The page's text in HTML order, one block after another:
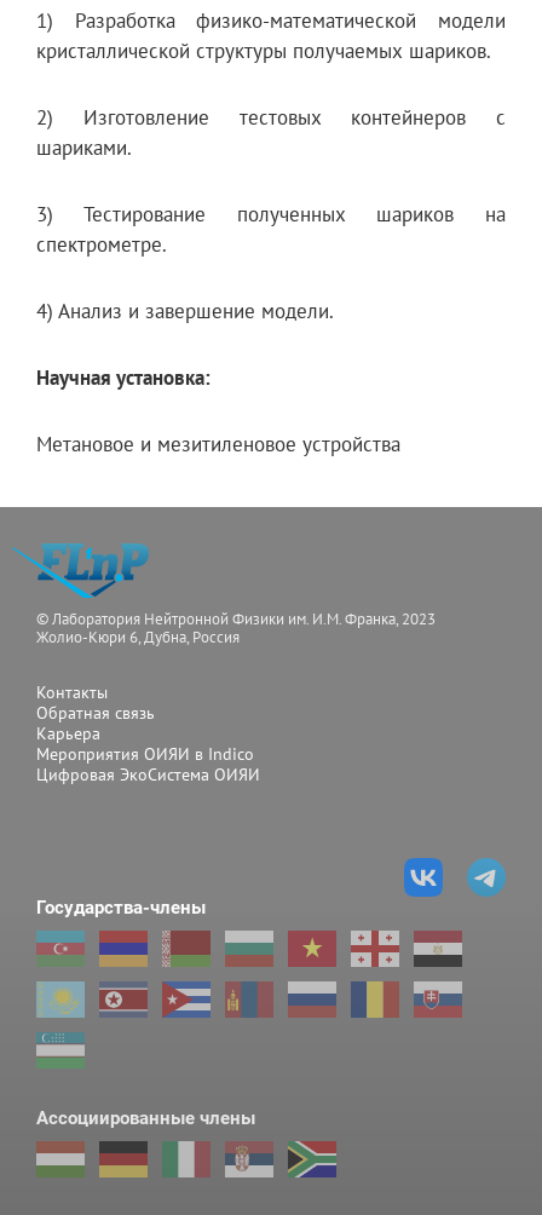
1) Разработка физико-математической модели
кристаллической структуры получаемых шариков.
2) Изготовление тестовых контейнеров с
шариками.
3) Тестирование полученных шариков на
спектрометре.
4) Анализ и завершение модели.
Научная установка:
Метановое и мезитиленовое устройства
© Лаборатория Нейтронной Физики им. И.М. Франка, 2023
Жолио-Кюри 6, Дубна, Россия
Контакты
Обратная связь
Карьера
Мероприятия ОИЯИ в Indico
Цифровая ЭкоСистема ОИЯИ
Государства-члены
Ассоциированные члены